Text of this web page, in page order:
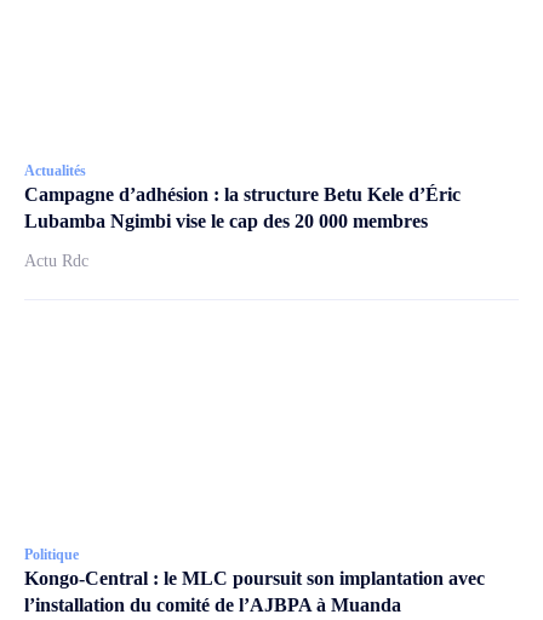
Actualités
Campagne d’adhésion : la structure Betu Kele d’Éric
Lubamba Ngimbi vise le cap des 20 000 membres
Actu Rdc
Politique
Kongo-Central : le MLC poursuit son implantation avec
l’installation du comité de l’AJBPA à Muanda